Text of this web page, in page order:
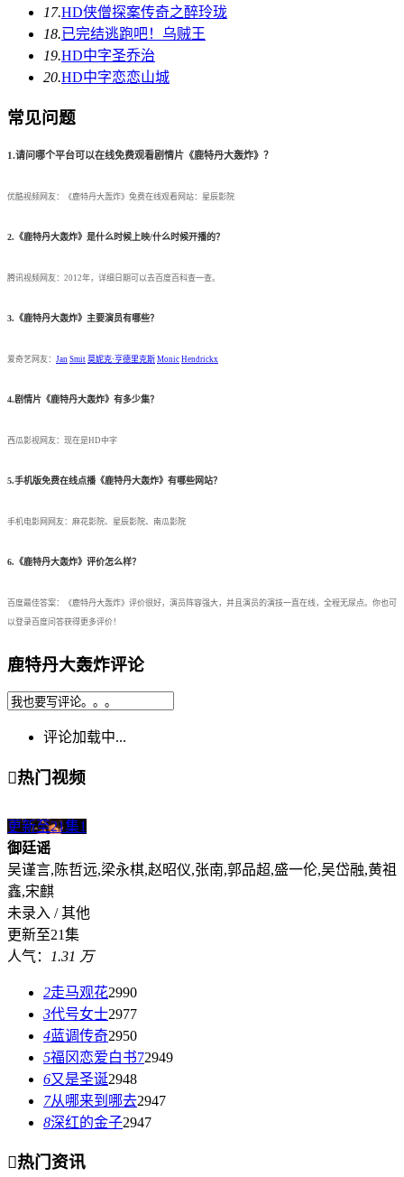
17.HD侠僧探案传奇之醉玲珑
18.已完结逃跑吧！乌贼王
19.HD中字圣乔治
20.HD中字恋恋山城
常见问题
1.请问哪个平台可以在线免费观看剧情片《鹿特丹大轰炸》？
优酷视频网友：《鹿特丹大轰炸》免费在线观看网站：星辰影院
2.《鹿特丹大轰炸》是什么时候上映/什么时候开播的？
腾讯视频网友：2012年，详细日期可以去百度百科查一查。
3.《鹿特丹大轰炸》主要演员有哪些？
爱奇艺网友： Jan Smit 莫妮克·亨德里克斯 Monic Hendrickx
4.剧情片《鹿特丹大轰炸》有多少集？
西瓜影视网友：现在是HD中字
5.手机版免费在线点播《鹿特丹大轰炸》有哪些网站？
手机电影网网友：麻花影院、星辰影院、南瓜影院
6.《鹿特丹大轰炸》评价怎么样？
百度最佳答案：《鹿特丹大轰炸》评价很好，演员阵容强大，并且演员的演技一直在线，全程无尿点。你也可
以登录百度问答获得更多评价！
鹿特丹大轰炸评论
评论加载中...
热门视频
更新至21集1
御廷谣
吴谨言,陈哲远,梁永棋,赵昭仪,张南,郭品超,盛一伦,吴岱融,黄祖
鑫,宋麒
未录入 / 其他
更新至21集
人气：
1.31 万
2走马观花2990
3代号女士2977
4蓝调传奇2950
5福冈恋爱白书72949
6又是圣诞2948
7从哪来到哪去2947
8深红的金子2947
热门资讯